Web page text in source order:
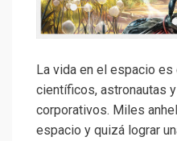
La vida en el espacio
científicos, astronautas
corporativos. Miles
espacio y quizá lograr